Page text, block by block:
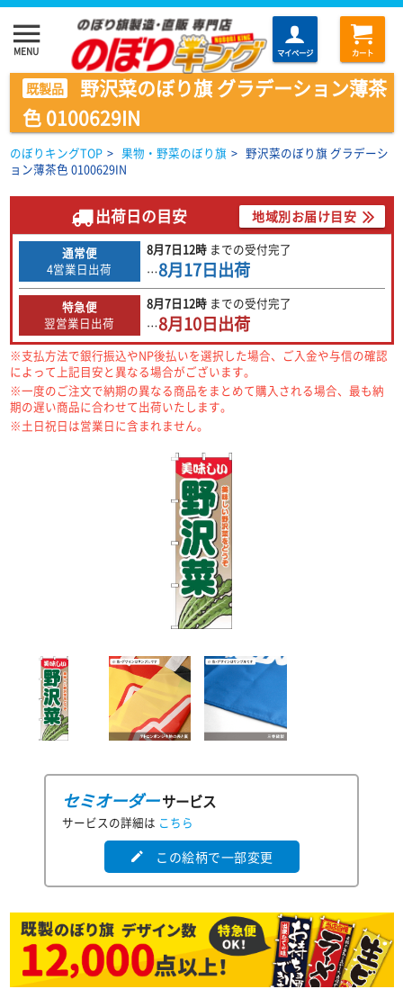
menu
MENU マイページ カート
既製品
野沢菜のぼり旗 グラデーション薄茶
色 0100629IN
のぼりキングTOP > 果物・野菜のぼり旗 > 野沢菜のぼり旗 グラデーシ
ョン薄茶色 0100629IN
出荷日の目安 地域別お届け目安
通常便
4営業日出荷
8月7日12時 までの受付完了
…8月17日出荷
特急便
翌営業日出荷
8月7日12時 までの受付完了
…8月10日出荷
※支払方法で銀行振込やNP後払いを選択した場合、ご入金や与信の確認
によって上記目安と異なる場合がございます。
※一度のご注文で納期の異なる商品をまとめて購入される場合、最も納
期の遅い商品に合わせて出荷いたします。
※土日祝日は営業日に含まれません。
セミオーダーサービス
サービスの詳細は こちら
edit この絵柄で一部変更